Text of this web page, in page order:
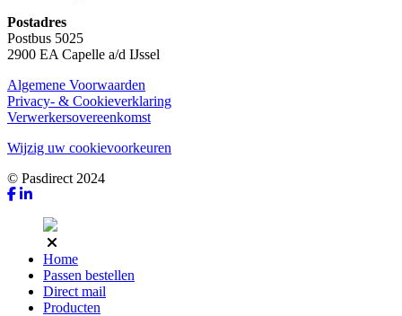
Postadres
Postbus 5025
2900 EA Capelle a/d IJssel
Algemene Voorwaarden
Privacy- & Cookieverklaring
Verwerkersovereenkomst
Wijzig uw cookievoorkeuren
© Pasdirect 2024
Home
Passen bestellen
Direct mail
Producten